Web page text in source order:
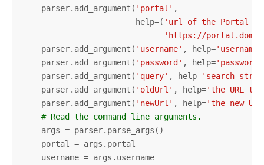
    parser.add_argument(
'portal' ,
                        help=(
'url of the Portal
'https://
    parser.add_argument(
'username' , help='username'
    parser.add_argument(
'password' , help='password'
    parser.add_argument(
'query' , help='search
    parser.add_argument(
'oldUrl' , help='the URL to
    parser.add_argument(
'newUrl' , help='the new
# Read the command line arguments.
    args = parser.parse_args()
    portal = args.portal
    username = args.username